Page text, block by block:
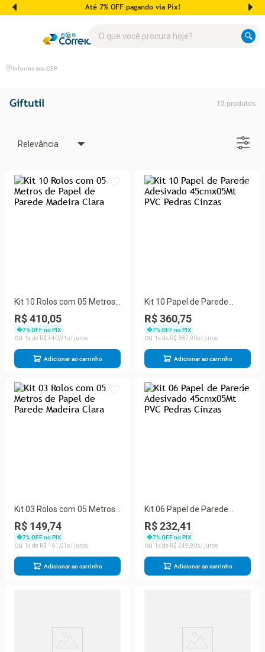
Até 7% OFF pagando via Pix!
Informe seu CEP
Giftutil 12 produtos
Relevância
Kit 10 Rolos com 05 Metros
de Papel de Parede Madeira
Clara
R$ 410,05
7% OFF no PIX
1
R$ 44091
Adicionar ao carrinho
Kit 10 Papel de Parede
Adesivado 45cmx05Mt PVC
Pedras Cinzas
R$ 360,75
7% OFF no PIX
1
R$ 387 90
Adicionar ao carrinho
Kit 03 Rolos com 05 Metros
de Papel de Parede Madeira
Clara
R$ 149,74
7% OFF no PIX
1
R$ 161 01
Adicionar ao carrinho
Kit 06 Papel de Parede
Adesivado 45cmx05Mt PVC
Pedras Cinzas
R$ 232,41
7% OFF no PIX
1
R$ 249 90
Adicionar ao carrinho